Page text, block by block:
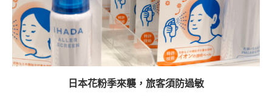
日本花粉季來襲，旅客須防過敏